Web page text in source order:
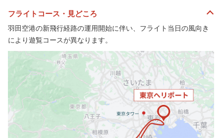
フライトコース・見どころ
羽田空港の新飛行経路の運用開始に伴い、フライト当日の風向き
により遊覧コースが異なります。